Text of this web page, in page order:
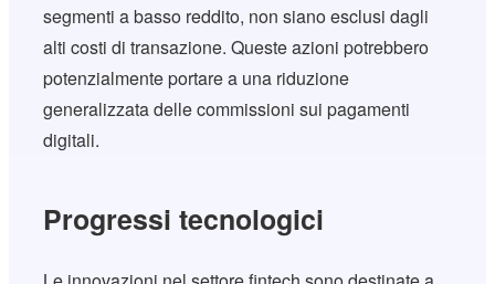
segmenti a basso reddito, non siano esclusi dagli
alti costi di transazione. Queste azioni potrebbero
potenzialmente portare a una riduzione
generalizzata delle commissioni sui pagamenti
digitali.
Progressi tecnologici